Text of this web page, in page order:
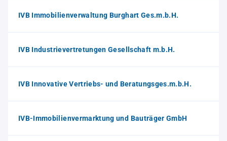
IVB Immobilienverwaltung Burghart Ges.m.b.H.
IVB Industrievertretungen Gesellschaft m.b.H.
IVB Innovative Vertriebs- und Beratungsges.m.b.H.
IVB-Immobilienvermarktung und Bauträger GmbH